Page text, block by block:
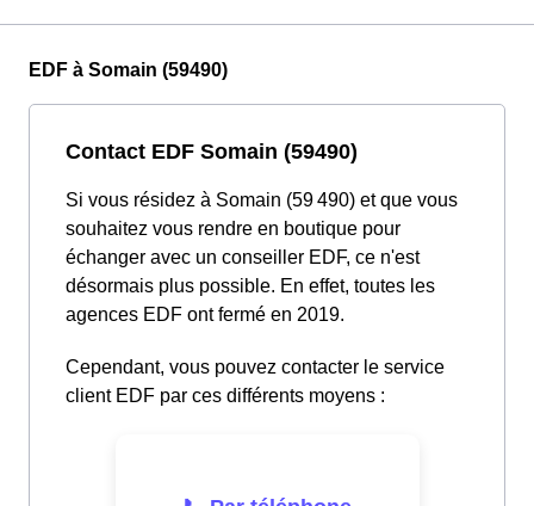
EDF à Somain (59490)
Contact EDF Somain (59490)
Si vous résidez à Somain (59 490) et que vous
souhaitez vous rendre en boutique pour
échanger avec un conseiller EDF, ce n'est
désormais plus possible. En effet, toutes les
agences EDF ont fermé en 2019.
Cependant, vous pouvez contacter le service
client EDF par ces différents moyens :